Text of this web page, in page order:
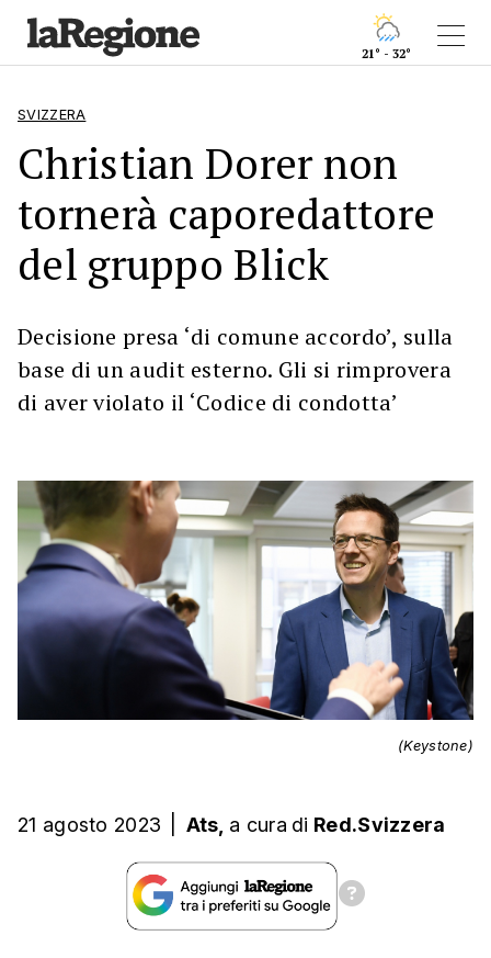
21° - 32°
SVIZZERA
Christian Dorer non
tornerà caporedattore
del gruppo Blick
Decisione presa ‘di comune accordo’, sulla
base di un audit esterno. Gli si rimprovera
di aver violato il ‘Codice di condotta’
(Keystone)
21 agosto 2023 Ats, a cura di Red.Svizzera